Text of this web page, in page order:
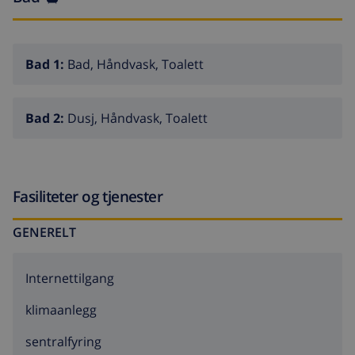
toalett
Eksteriør av villaen
lukket tomt
grill
2 inngjerdede private parkeringsplasser
Mer informasjon
Bad 1: Bad, Håndvask, Toalett
Bad 2: Dusj, Håndvask, Toalett
Fasiliteter og tjenester
GENERELT
Internettilgang
klimaanlegg
sentralfyring